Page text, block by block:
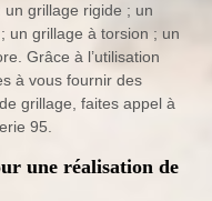
grillage rigide ; un
un grillage à torsion ; un
Grâce à l’utilisation
à vous fournir des
grillage, faites appel à
95.
une réalisation de